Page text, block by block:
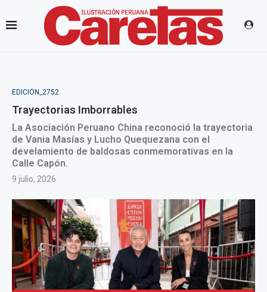
EDICIÓN_2752
Trayectorias Imborrables
La Asociación Peruano China reconoció la trayectoria
de Vania Masías y Lucho Quequezana con el
develamiento de baldosas conmemorativas en la
Calle Capón.
9 julio, 2026